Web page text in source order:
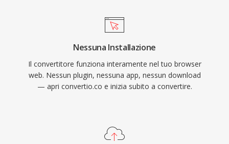
Nessuna Installazione
Il convertitore funziona interamente nel tuo browser
web. Nessun plugin, nessuna app, nessun download
— apri convertio.co e inizia subito a convertire.